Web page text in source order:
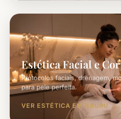
Estética Facial e
Protocolos faciais, drenagem,
para pele perfeita.
VER ESTÉTICA EM BAURU